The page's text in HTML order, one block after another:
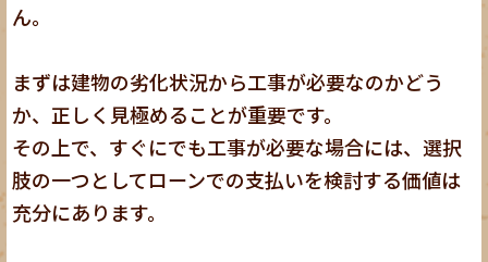
ん。
まずは建物の劣化状況から工事が必要なのかどう
か、正しく見極めることが重要です。
その上で、すぐにでも工事が必要な場合には、選択
肢の一つとしてローンでの支払いを検討する価値は
充分にあります。